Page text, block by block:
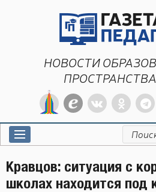
НОВОСТИ
Кравцов: ситуация с
школах находится под